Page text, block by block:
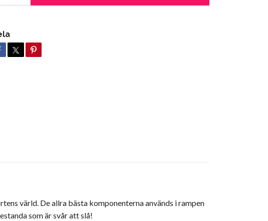
värld. De allra bästa komponenterna används i rampen
som är svår att slå!